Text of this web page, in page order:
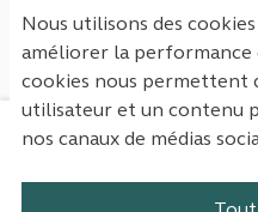
Nous utilisons des
améliorer la performance
cookies nous permettent
utilisateur et un contenu
nos canaux de médias
Voir
Mentions